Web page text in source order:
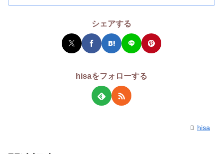
シェアする
hisaをフォローする
hisa